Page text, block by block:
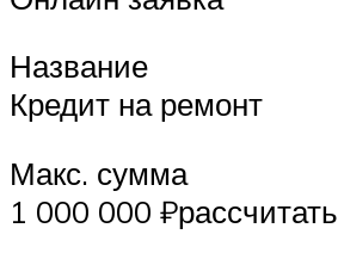
Название
Кредит на ремонт
Макс. сумма
1 000 000 ₽рассчитать